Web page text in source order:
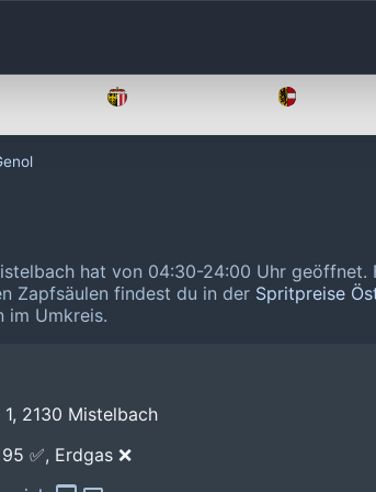
hat von 04:30-24:00 Uhr geöffnet.
Zapfsäulen findest du in der Spritpreise
im Umkreis.
2130 Mistelbach
✅, Erdgas ❌